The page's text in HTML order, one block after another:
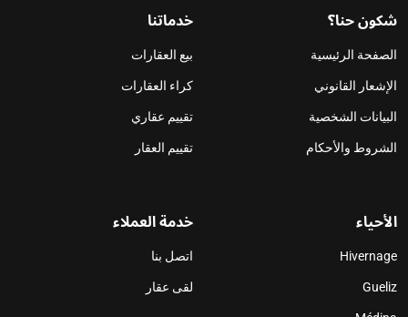
شكون حنا؟
الصفحة الرئيسية
الإشعار القانوني
البيانات الشخصية
الشروط والأحكام
خدماتنا
بيع العقارات
كراء العقارات
تقييم عقاري
تقييم العقار
الأحياء
Hivernage
Gueliz
خدمة العملاء
اتصل بنا
لقى عقار